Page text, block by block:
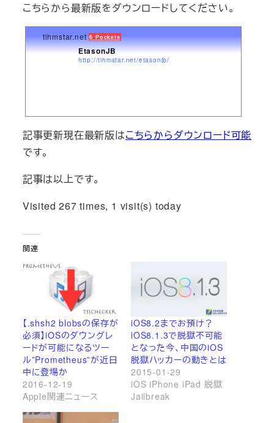
こちらから最新版をダウンロードしてください。
tihmstar.net 6 Pockets
EtasonJB
http://tihmstar.net/etasonjb/
記事更新現在最新版はこちらからダウンロード可能
です。
記事は以上です。
Visited 267 times, 1 visit(s) today
関連
【.shsh2 blobsの保存が
必須】iOSのダウングレ
ードが可能になるツー
ル”Prometheus”が近日
中に登場か
2016-12-19
Apple関連ニュース
iOS8.2までお預け？
iOS8.1.3で脱獄不可能
となった今、中国のiOS
脱獄ハッカーの動きとは
2015-01-29
iOS iPhone iPad 脱獄
Jailbreak